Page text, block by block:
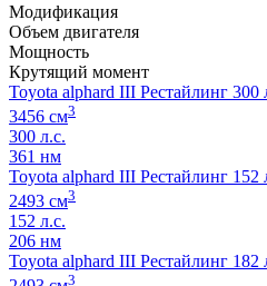
Модификация
Объем двигателя
Мощность
Крутящий момент
Toyota alphard III Рестайлинг 300
3456 см3
300 л.с.
361 нм
Toyota alphard III Рестайлинг 152
2493 см3
152 л.с.
206 нм
Toyota alphard III Рестайлинг 182
3